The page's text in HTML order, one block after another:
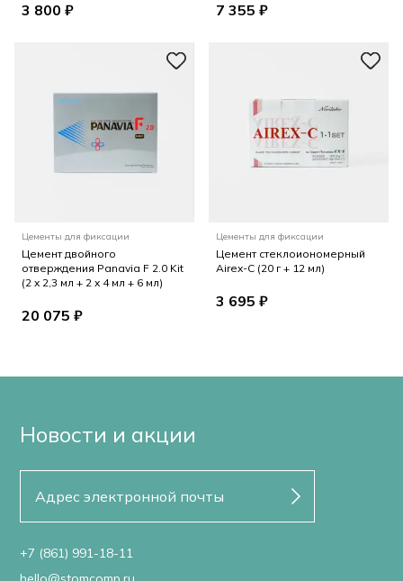
3 800 ₽ 7 355 ₽
Цементы для фиксации
Цемент двойного
отверждения Panavia F 2.0 Kit
(2 x 2,3 мл + 2 x 4 мл + 6 мл)
20 075 ₽
Цементы для фиксации
Цемент стеклоиономерный
Airex-C (20 г + 12 мл)
3 695 ₽
Новости и акции
+7 (861) 991-18-11